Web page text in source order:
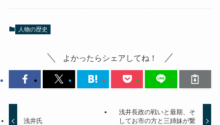
人物の歴史
よかったらシェアしてね！
浅井氏
浅井長政の戦いと最期、そ
してお市の方と三姉妹が繋